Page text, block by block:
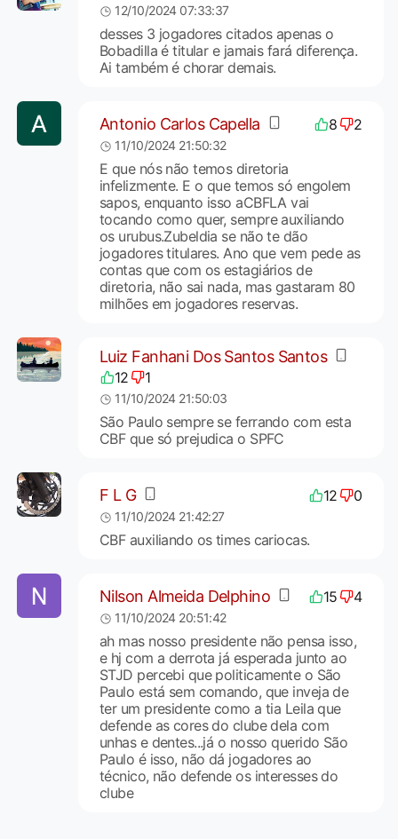
12/10/2024 07:33:37
desses 3 jogadores citados apenas o
Bobadilla é titular e jamais fará diferença.
Ai também é chorar demais.
Antonio Carlos Capella 8 2
11/10/2024 21:50:32
E que nós não temos diretoria
infelizmente. E o que temos só engolem
sapos, enquanto isso aCBFLA vai
tocando como quer, sempre auxiliando
os urubus.Zubeldia se não te dão
jogadores titulares. Ano que vem pede as
contas que com os estagiários de
diretoria, não sai nada, mas gastaram 80
milhões em jogadores reservas.
Luiz Fanhani Dos Santos Santos
12 1
11/10/2024 21:50:03
São Paulo sempre se ferrando com esta
CBF que só prejudica o SPFC
F L G 12 0
11/10/2024 21:42:27
CBF auxiliando os times cariocas.
Nilson Almeida Delphino 15 4
11/10/2024 20:51:42
ah mas nosso presidente não pensa isso,
e hj com a derrota já esperada junto ao
STJD percebi que politicamente o São
Paulo está sem comando, que inveja de
ter um presidente como a tia Leila que
defende as cores do clube dela com
unhas e dentes...já o nosso querido São
Paulo é isso, não dá jogadores ao
técnico, não defende os interesses do
clube